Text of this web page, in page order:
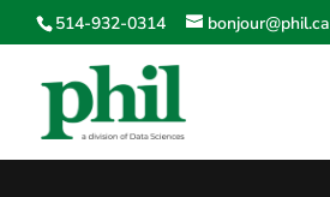
514-932-0314 bonjour@phil.ca